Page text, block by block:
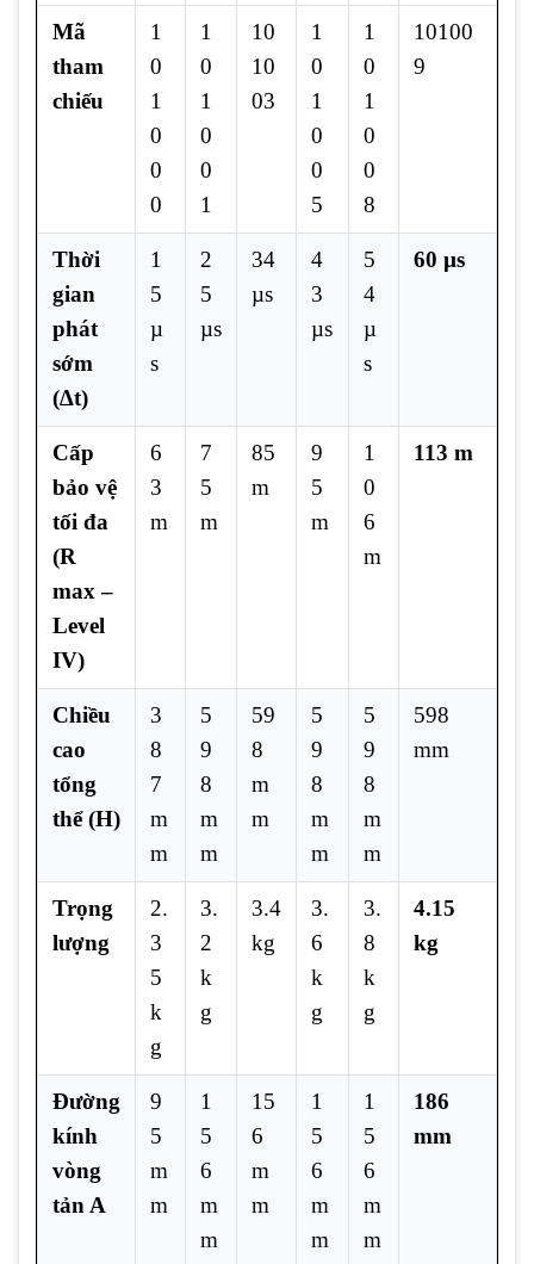
Mã
tham
chiếu
1
0
1
0
0
0
1
0
1
0
0
1
10
10
03
1
0
1
0
0
5
1
0
1
0
0
8
10100
9
Thời
gian
phát
sớm
(∆t)
1
5
µ
s
2
5
µs
34
µs
4
3
µs
5
4
µ
s
60 µs
Cấp
bảo vệ
tối đa
(R
max –
Level
IV)
6
3
m
7
5
m
85
m
9
5
m
1
0
6
m
113 m
Chiều
cao
tổng
thể (H)
3
8
7
m
m
5
9
8
m
m
59
8
m
m
5
9
8
m
m
5
9
8
m
m
598
mm
Trọng
lượng
2.
3
5
k
g
3.
2
k
g
3.4
kg
3.
6
k
g
3.
8
k
g
4.15
kg
Đường
kính
vòng
tản A
9
5
m
m
1
5
6
m
m
15
6
m
m
1
5
6
m
m
1
5
6
m
m
186
mm